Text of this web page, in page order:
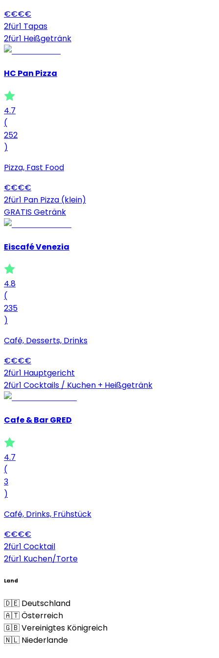
€€€€
2für1 Tapas
2für1 Heißgetränk
HC Pan Pizza
4.7
(
252
)
Pizza, Fast Food
€€€€
2für1 Pan Pizza (klein)
GRATIS Getränk
Eiscafé Venezia
4.8
(
235
)
Café, Desserts, Drinks
€€€€
2für1 Hauptgericht
2für1 Cocktails / Kuchen + Heißgetränk
Cafe & Bar GRED
4.7
(
3
)
Café, Drinks, Frühstück
€€€€
2für1 Cocktail
2für1 Kuchen/Torte
Land
🇩🇪 Deutschland
🇦🇹 Österreich
🇬🇧 Vereinigtes Königreich
🇳🇱 Niederlande